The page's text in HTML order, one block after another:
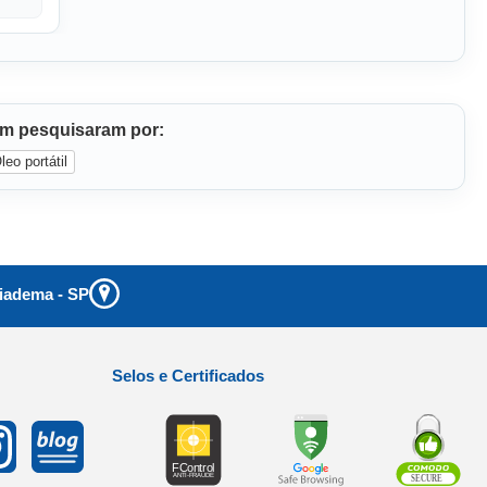
pesquisaram por:
portátil
- SP
Selos e Certificados